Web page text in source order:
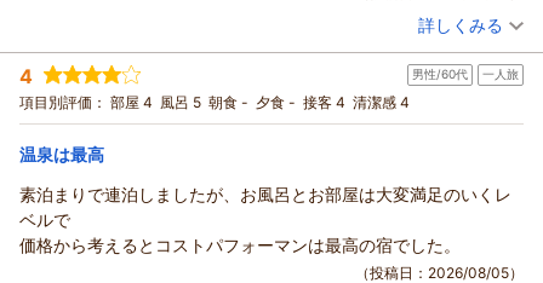
又のご機会がございましたらご予約をお待ちしています。
この度は誠にありがとうございました。
（返信日：2026/08/06）
投稿者： まころんさん(男性/60代)
宿泊プラン： 素泊りプラン ≪駐車場無料≫ 食事なし
宿泊価格帯： 6,001～7,000円(大人一人あたり/税込)
詳しくみる
4 男性/60代 一人旅
項目別評価： 部屋 4 風呂 5 朝食 - 夕食 - 接客 4 清潔感 4
温泉は最高
素泊まりで連泊しましたが、お風呂とお部屋は大変満足のいくレ
ベルで
価格から考えるとコストパフォーマンは最高の宿でした。
（投稿日：2026/08/05）